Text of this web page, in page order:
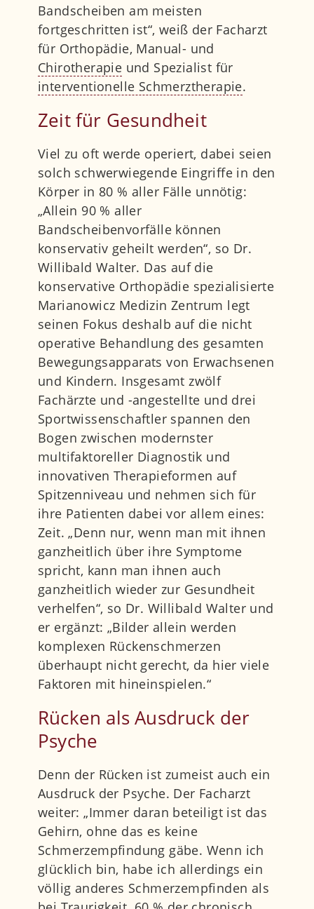
Bandscheiben am meisten
fortgeschritten ist“, weiß der Facharzt
für Orthopädie, Manual- und
Chirotherapie und Spezialist für
interventionelle Schmerztherapie.
Zeit für Gesundheit
Viel zu oft werde operiert, dabei seien
solch schwerwiegende Eingriffe in den
Körper in 80 % aller Fälle unnötig:
„Allein 90 % aller
Bandscheibenvorfälle können
konservativ geheilt werden“, so Dr.
Willibald Walter. Das auf die
konservative Orthopädie spezialisierte
Marianowicz Medizin Zentrum legt
seinen Fokus deshalb auf die nicht
operative Behandlung des gesamten
Bewegungsapparats von Erwachsenen
und Kindern. Insgesamt zwölf
Fachärzte und -angestellte und drei
Sportwissenschaftler spannen den
Bogen zwischen modernster
multifaktoreller Diagnostik und
innovativen Therapieformen auf
Spitzenniveau und nehmen sich für
ihre Patienten dabei vor allem eines:
Zeit. „Denn nur, wenn man mit ihnen
ganzheitlich über ihre Symptome
spricht, kann man ihnen auch
ganzheitlich wieder zur Gesundheit
verhelfen“, so Dr. Willibald Walter und
er ergänzt: „Bilder allein werden
komplexen Rückenschmerzen
überhaupt nicht gerecht, da hier viele
Faktoren mit hineinspielen.“
Rücken als Ausdruck der
Psyche
Denn der Rücken ist zumeist auch ein
Ausdruck der Psyche. Der Facharzt
weiter: „Immer daran beteiligt ist das
Gehirn, ohne das es keine
Schmerzempfindung gäbe. Wenn ich
glücklich bin, habe ich allerdings ein
völlig anderes Schmerzempfinden als